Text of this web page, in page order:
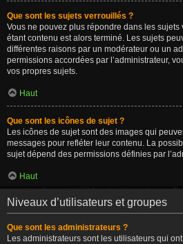
Que sont les sujets verrouillés ?
Vous ne pouvez plus répondre dans les
étant contenu est alors terminé. Les sujets
différentes raisons par un modérateur ou un
permissions accordées par l’administrateur,
vos propres sujets.
Haut
Que sont les icônes de sujet ?
Les icônes de sujet sont des images qui
messages pour refléter leur contenu. La
sujet dépend des permissions définies par
Haut
Niveaux d’utilisateurs et groupes
Que sont les administrateurs ?
Les administrateurs sont les utilisateurs qui